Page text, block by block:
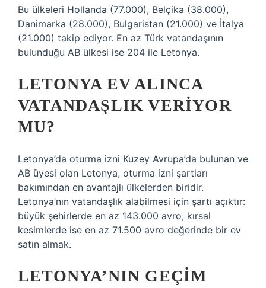
Bu ülkeleri Hollanda (77.000), Belçika (38.000),
Danimarka (28.000), Bulgaristan (21.000) ve İtalya
(21.000) takip ediyor. En az Türk vatandaşının
bulunduğu AB ülkesi ise 204 ile Letonya.
LETONYA EV ALINCA
VATANDAŞLIK VERIYOR
MU?
Letonya’da oturma izni Kuzey Avrupa’da bulunan ve
AB üyesi olan Letonya, oturma izni şartları
bakımından en avantajlı ülkelerden biridir.
Letonya’nın vatandaşlık alabilmesi için şartı açıktır:
büyük şehirlerde en az 143.000 avro, kırsal
kesimlerde ise en az 71.500 avro değerinde bir ev
satın almak.
LETONYA’NIN GEÇIM